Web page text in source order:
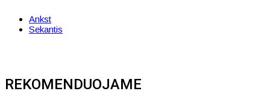
Ankst
Sekantis
REKOMENDUOJAME